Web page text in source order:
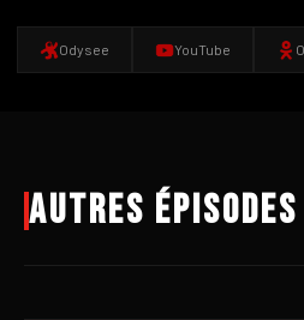
Odysee YouTube
Autres épisodes